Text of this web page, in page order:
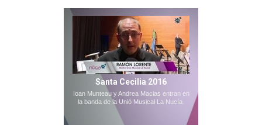
Santa Cecilia 2016
Ioan Munteau y Andrea Macias entran en
la banda de la Unió Musical La Nucía.